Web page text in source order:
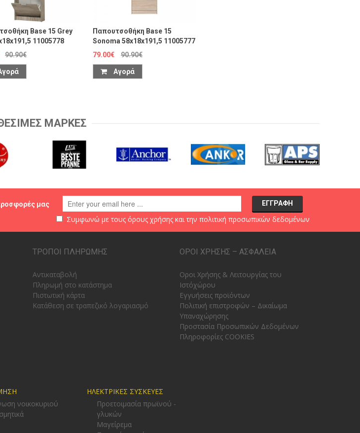
Base 15 Grey
11005778
90.90€
Παπουτσοθήκη Base 15
Sonoma 58x18x191,5 11005777
79.00€
90.90€
Αγορά
ΜΑΡΚΕΣ
μας
Συμφωνώ με τους όρους χρήσηςκαι την πολιτική προσωπικών δεδομένων
ΤΡΟΠΟΙ ΠΛΗΡΩΜΗΣ
Αντικαταβολή
Πληρωμή στο κατάστημα
Πιστωτική κάρτα
Κατάθεση σε τραπεζικό λογαριασμό
ΟΡΟΙ ΧΡΗΣΗΣ – ΑΣΦΑΛΕΙΑ
Οροι Χρήσης & Λειτουργίας του
Ιστόχώρου
Εγγυήσεις προϊόντων
Πολιτική επιστροφών – Δικαίωμα
Υπαναχώρησης
Προστασία Προσωπικών Δεδομένων
Πληροφορίες COOKIES
νοικοκυριού
ΗΛΕΚΤΡΙΚΕΣ ΣΥΣΚΕΥΕΣ
Προετοιμασία πρωϊνού -
γλυκών
Μαγείρεμα